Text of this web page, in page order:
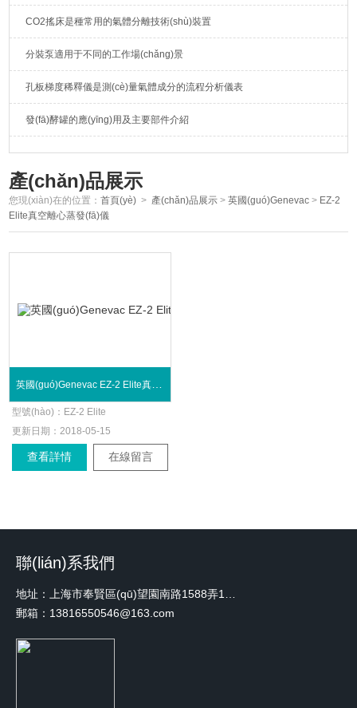
CO2搖床是種常用的氣體分離技術(shù)裝置
分裝泵適用于不同的工作場(chǎng)景
孔板梯度稀釋儀是測(cè)量氣體成分的流程分析儀表
發(fā)酵罐的應(yīng)用及主要部件介紹
產(chǎn)品展示
您現(xiàn)在的位置：首頁(yè) > 產(chǎn)品展示 >英國(guó)Genevac > EZ-2
Elite真空離心蒸發(fā)儀
英國(guó)Genevac EZ-2 Elite真空離心蒸發(fā)儀
型號(hào)： EZ-2 Elite
更新日期：2018-05-15
查看詳情 在線留言
聯(lián)系我們
郵箱：13816550546@163.com